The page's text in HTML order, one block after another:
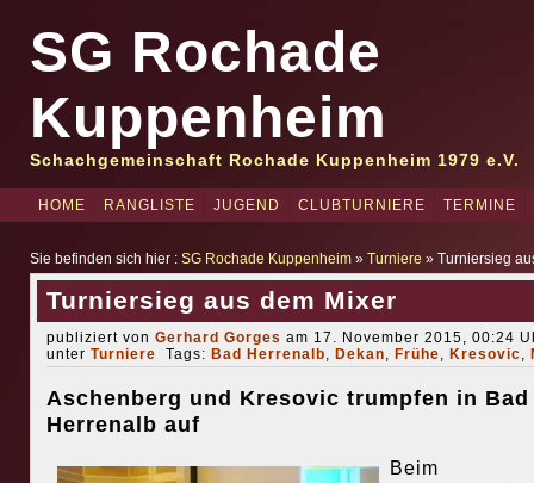
SG Rochade
Kuppenheim
Schachgemeinschaft Rochade Kuppenheim 1979 e.V.
HOME RANGLISTE JUGEND CLUBTURNIERE TERMINE
Sie befinden sich hier : SG Rochade Kuppenheim» Turniere » Turniersieg
Turniersieg aus dem Mixer
publiziert von Gerhard Gorges am 17. November 2015, 00:24
unter Turniere Tags: Bad Herrenalb, Dekan, Frühe, Kresovic,
Aschenberg und Kresovic trumpfen in Bad
Herrenalb auf
Beim